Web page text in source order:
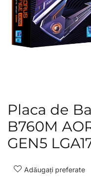
Placa de
B760M
GEN5
Adăugați preferate